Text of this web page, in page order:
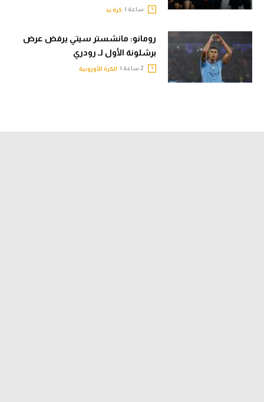
ساعة | كرة يد
رومانو: مانشستر سيتي يرفض عرض
برشلونة الأول لـ رودري
الكرة الأوروبية